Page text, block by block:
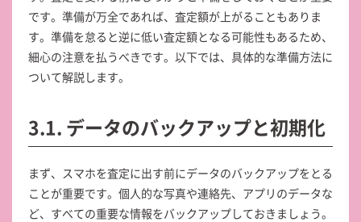
です。準備が万全であれば、査定額が上がることもありま
す。準備を怠ると逆に低い査定額となる可能性もあるため、
細心の注意を払うべきです。以下では、具体的な準備方法に
ついて解説します。
3.1. データのバックアップと初期化
まず、スマホを査定に出す前にデータのバックアップをとる
ことが重要です。個人的な写真や連絡先、アプリのデータな
ど、すべての重要な情報をバックアップしておきましょう。